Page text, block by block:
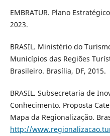
EMBRATUR. Plano
2023.
BRASIL. Ministério do
Municípios das Regiões
Brasileiro. Brasília, DF, 2015.
BRASIL. Subsecretaria de
Conhecimento. Proposta
Mapa da Regionalização.
http://